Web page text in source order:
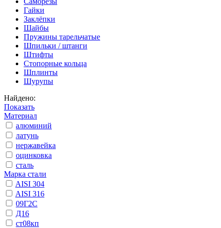
Гайки
Заклёпки
Шайбы
Пружины тарельчатые
Шпильки / штанги
Штифты
Стопорные кольца
Шплинты
Шурупы
Найдено:
Показать
Материал
алюминий
латунь
нержавейка
оцинковка
сталь
Марка стали
AISI 304
AISI 316
09Г2С
Д16
ст08кп